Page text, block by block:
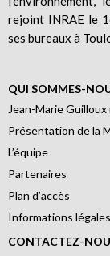
rejoint INRAE le
ses bureaux à
QUI SOMMES-
Jean-Marie
Présentation de la
L’équipe
Partenaires
Plan d’accès
Informations
CONTACTEZ-